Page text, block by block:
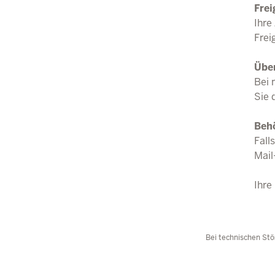
Ihre
Bei
Sie
Ihre
Bei technischen